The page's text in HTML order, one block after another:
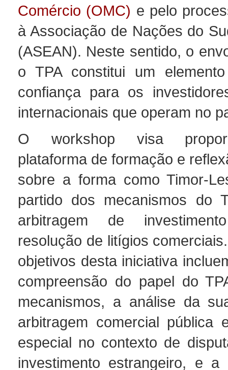
Comércio (OMC) e pelo
à Associação de Nações do
(ASEAN). Neste sentido, o
o TPA constitui um
confiança para os
internacionais que operam no
O workshop visa
plataforma de formação e
sobre a forma como Timor-
partido dos mecanismos do
arbitragem de
resolução de litígios
objetivos desta iniciativa
compreensão do papel do
mecanismos, a análise da
arbitragem comercial pública
especial no contexto de
investimento estrangeiro, e a